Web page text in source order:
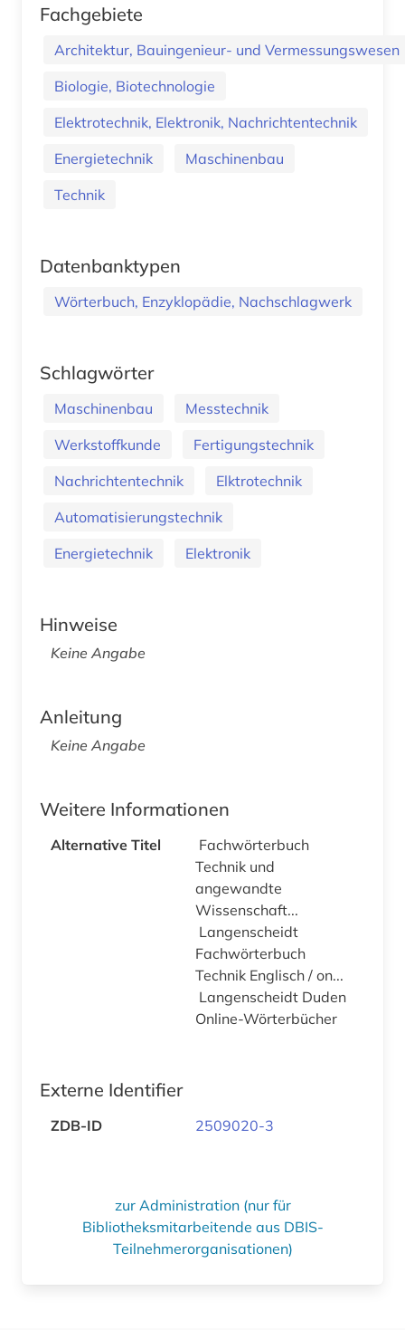
Fachgebiete
Architektur, Bauingenieur- und Vermessungswesen
Biologie, Biotechnologie
Elektrotechnik, Elektronik, Nachrichtentechnik
Energietechnik
Maschinenbau
Technik
Datenbanktypen
Wörterbuch, Enzyklopädie, Nachschlagwerk
Schlagwörter
Maschinenbau
Messtechnik
Werkstoffkunde
Fertigungstechnik
Nachrichtentechnik
Elktrotechnik
Automatisierungstechnik
Energietechnik
Elektronik
Hinweise
Keine Angabe
Anleitung
Keine Angabe
Weitere Informationen
Alternative Titel
Fachwörterbuch
Technik und
angewandte
Wissenschaft...
Langenscheidt
Fachwörterbuch
Technik Englisch / on...
Langenscheidt Duden
Online-Wörterbücher
Externe Identifier
ZDB-ID 2509020-3
zur Administration (nur für
Bibliotheksmitarbeitende aus DBIS-
Teilnehmerorganisationen)